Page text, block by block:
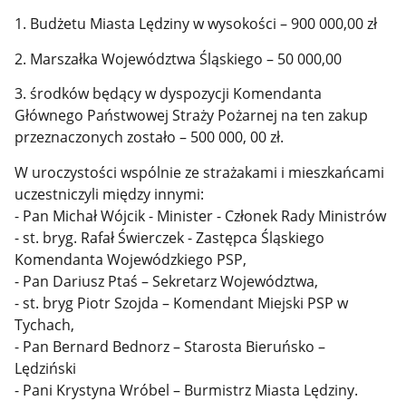
1. Budżetu Miasta Lędziny w wysokości – 900 000,00 zł
2. Marszałka Województwa Śląskiego – 50 000,00
3. środków będący w dyspozycji Komendanta
Głównego Państwowej Straży Pożarnej na ten zakup
przeznaczonych zostało – 500 000, 00 zł.
W uroczystości wspólnie ze strażakami i mieszkańcami
uczestniczyli między innymi:
- Pan Michał Wójcik - Minister - Członek Rady Ministrów
- st. bryg. Rafał Świerczek - Zastępca Śląskiego
Komendanta Wojewódzkiego PSP,
- Pan Dariusz Ptaś – Sekretarz Województwa,
- st. bryg Piotr Szojda – Komendant Miejski PSP w
Tychach,
- Pan Bernard Bednorz – Starosta Bieruńsko –
Lędziński
- Pani Krystyna Wróbel – Burmistrz Miasta Lędziny.